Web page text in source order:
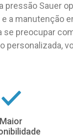
pressão Sauer
a
se preocupar
personalizada,
Maior